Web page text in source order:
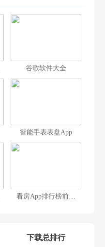
谷歌软件大全
智能手表表盘App
看房App排行榜前十名
下载总排行